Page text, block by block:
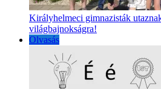
Királyhelmeci gimnazisták
világbajnokságra!
Olvasás